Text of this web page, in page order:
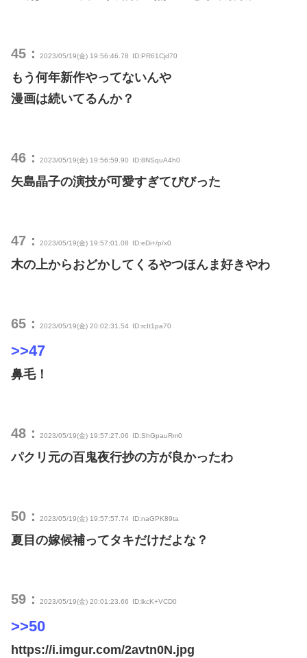
45： 2023/05/19(金) 19:56:46.78 ID:PR61Cjd70
もう何年新作やってないんや
漫画は続いてるんか？
46： 2023/05/19(金) 19:56:59.90 ID:8NSquA4h0
矢島晶子の演技が可愛すぎてびびった
47： 2023/05/19(金) 19:57:01.08 ID:eDi+/p/x0
木の上からおどかしてくるやつほんま好きやわ
65： 2023/05/19(金) 20:02:31.54 ID:rcIt1pa70
>>47
鼻毛！
48： 2023/05/19(金) 19:57:27.06 ID:ShGpauRm0
パクリ元の百鬼夜行抄の方が良かったわ
50： 2023/05/19(金) 19:57:57.74 ID:naGPK89ta
夏目の嫁候補ってタキだけだよな？
59： 2023/05/19(金) 20:01:23.66 ID:lkcK+VCD0
>>50
https://i.imgur.com/2avtn0N.jpg